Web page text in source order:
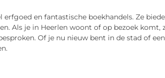
en fantastische boekhandels. Ze
Als je in Heerlen woont of op bezoek komt,
Of je nu nieuw bent in de stad of